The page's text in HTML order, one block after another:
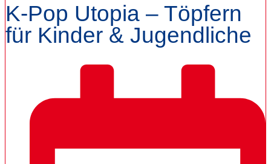
K-Pop Utopia – Töpfern
für Kinder & Jugendliche